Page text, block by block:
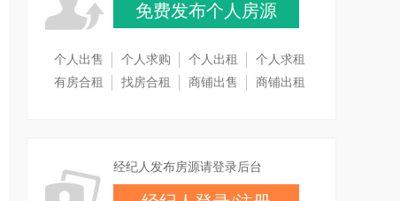
免费发布个人房源
个人出售 个人求购 个人出租
个人求租
有房合租
找房合租 商铺出售 商铺出租
经纪人发布房源请登录后台